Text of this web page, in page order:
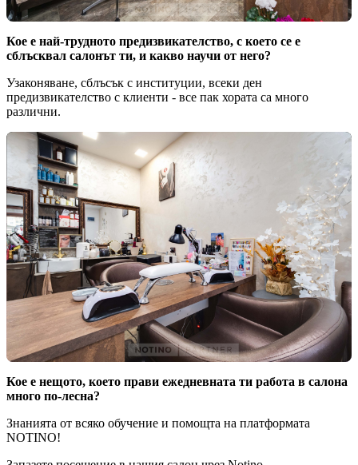
Кое е най-трудното предизвикателство, с което се е
сблъсквал салонът ти, и какво научи от него?
Узаконяване, сблъсък с институции, всеки ден
предизвикателство с клиенти - все пак хората са много
различни.
Кое е нещото, което прави ежедневната ти работа в салона
много по-лесна?
Знанията от всяко обучение и помощта на платформата
NOTINO!